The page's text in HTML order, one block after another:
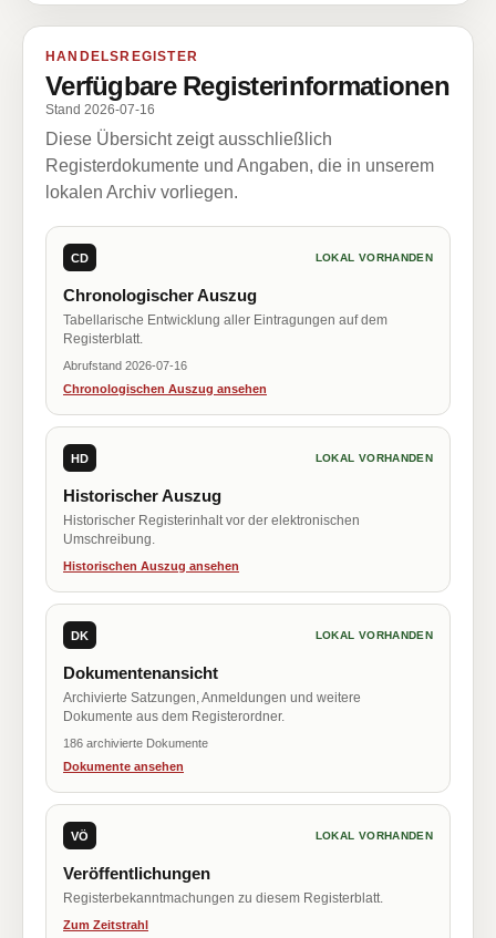
HANDELSREGISTER
Verfügbare Registerinformationen
Stand 2026-07-16
Diese Übersicht zeigt ausschließlich
Registerdokumente und Angaben, die in unserem
lokalen Archiv vorliegen.
CD LOKAL VORHANDEN
Chronologischer Auszug
Tabellarische Entwicklung aller Eintragungen auf dem
Registerblatt.
Abrufstand 2026-07-16
Chronologischen Auszug ansehen
HD LOKAL VORHANDEN
Historischer Auszug
Historischer Registerinhalt vor der elektronischen
Umschreibung.
Historischen Auszug ansehen
DK LOKAL VORHANDEN
Dokumentenansicht
Archivierte Satzungen, Anmeldungen und weitere
Dokumente aus dem Registerordner.
186 archivierte Dokumente
Dokumente ansehen
VÖ LOKAL VORHANDEN
Veröffentlichungen
Registerbekanntmachungen zu diesem Registerblatt.
Zum Zeitstrahl